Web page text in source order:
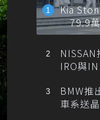
Kia
79.9萬
IRO與
BMW
車系送